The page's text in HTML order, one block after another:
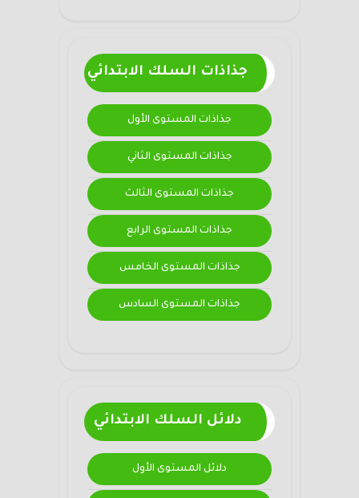
جذاذات السلك الابتدائي
جذاذات المستوى الأول
جذاذات المستوى الثاني
جذاذات المستوى الثالث
جذاذات المستوى الرابع
جذاذات المستوى الخامس
جذاذات المستوى السادس
دلائل السلك الابتدائي
دلائل المستوى الأول